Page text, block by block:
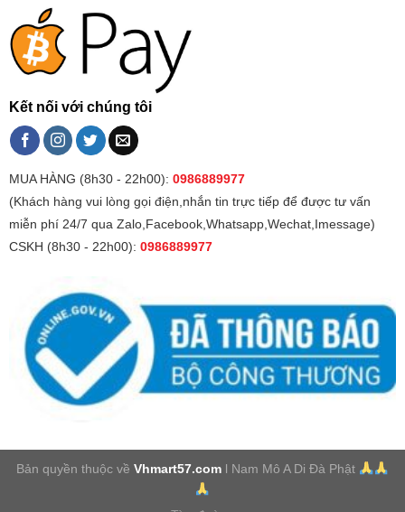
Kết nối với chúng tôi
MUA HÀNG (8h30 - 22h00): 0986889977
(Khách hàng vui lòng gọi điện,nhắn tin trực tiếp để được tư vấn
miễn phí 24/7 qua Zalo,Facebook,Whatsapp,Wechat,Imessage)
CSKH (8h30 - 22h00): 0986889977
Bản quyền thuộc vềVhmart57.com l Nam Mô A Di Đà Phật